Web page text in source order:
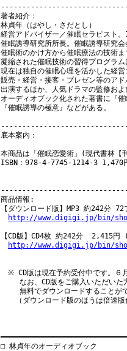
著者紹介：
林貞年（はやし・さだとし）
経営アドバイザー／催眠セラピスト。
催眠誘導研究所所長。催眠誘導研究会
催眠術のかけ方から催眠療法の技術
凝縮された催眠技術の習得プログラム
現在は独自の催眠心理を活かした経
販売・経営・接客・プレゼン等のア
出演するほか、人気ドラマの監修お
オーディオブック化された著書に『
『催眠誘導の極意』などがある。
底本案内：
本商品は「催眠恋愛術」(現代書林【
ISBN：978-4-7745-1214-3 1,470
商品情報:
【ダウンロード版】MP3 約242分
http://www.digigi.jp/bin/
【CD版】CD4枚 約242分  2,415円
http://www.digigi.jp/bin/
※ CD版は現在予約受付中です。６
なお、CD版をご購入いただいた方
無料でダウンロードすることがで
（ダウンロード版のほうは倍速版
□ 林貞年のオーディオブック